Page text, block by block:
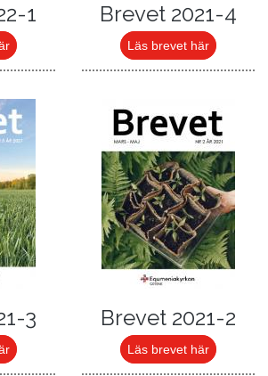
1 Brevet 2021-4
Läs brevet här
3 Brevet 2021-2
Läs brevet här